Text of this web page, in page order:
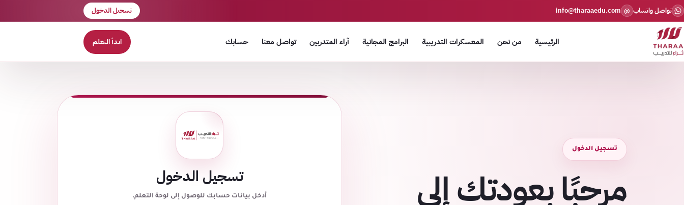
تواصل واتساب @
info@tharaaedu.com تسجيل الدخول
الرئيسية من نحن المعسكرات التدريبية البرامج المجانية آراء المتدربين تواصل معنا حسابك ابدأ التعلم
تسجيل الدخول
أدخل بيانات حسابك للوصول إلى لوحة التعلم.
تسجيل الدخول
مرحبًا بعودتك إلى